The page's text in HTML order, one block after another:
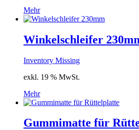
Mehr
Winkelschleifer
Inventory Missing
exkl. 19 % MwSt.
Mehr
Gummimatte für